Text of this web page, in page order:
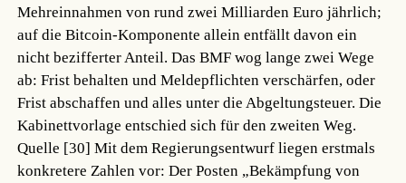
Mehreinnahmen von rund zwei Milliarden Euro jährlich;
auf die Bitcoin-Komponente allein entfällt davon ein
nicht bezifferter Anteil. Das BMF wog lange zwei Wege
ab: Frist behalten und Meldepflichten verschärfen, oder
Frist abschaffen und alles unter die Abgeltungsteuer. Die
Kabinettvorlage entschied sich für den zweiten Weg.
Quelle [30] Mit dem Regierungsentwurf liegen erstmals
konkretere Zahlen vor: Der Posten „Bekämpfung von